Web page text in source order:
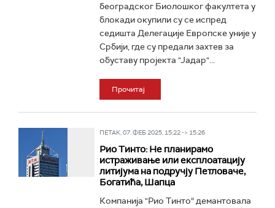
београдског Биолошког факултета у
блокади окупили су се испред
седишта Делегације Европске уније у
Србији, где су предали захтев за
обуставу пројекта "Јадар"...
Прочитај
ПЕТАК, 07. ФЕБ 2025, 15:22 -> 15:26
Рио Тинто: Не планирамо
истраживање или експлоатацију
литијума на подручју Петловаче,
Богатића, Шапца
Компанија "Рио Тинто“ демантовала